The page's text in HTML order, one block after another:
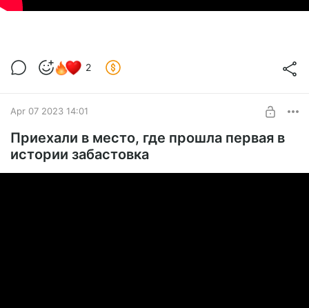
2
Apr 07 2023 14:01
Приехали в место, где прошла первая в
истории забастовка